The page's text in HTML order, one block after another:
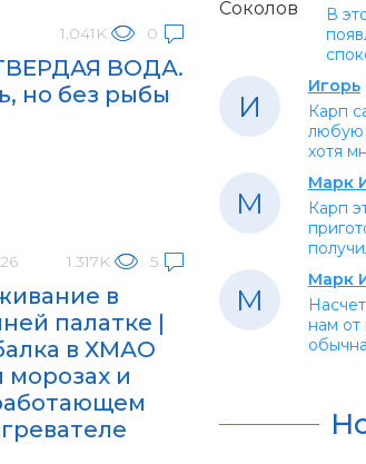
1.041K 0
ВОДА.
но без рыбы
1.317K 5
в
палатке |
в ХМАО
морозах и
В
И
Игорь
Карп
любую
хотя
М
Марк
Карп
М
Марк
нам от